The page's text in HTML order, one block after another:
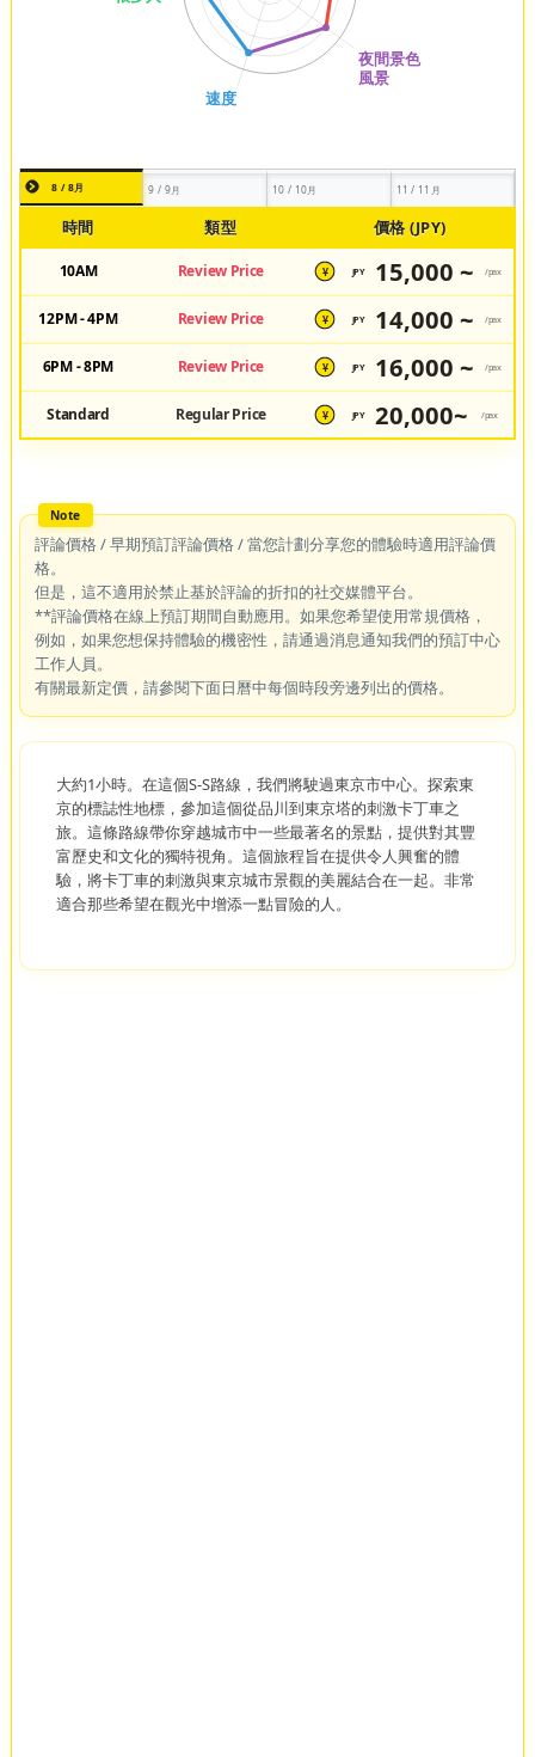
8 / 8月 9 / 9月 10 / 10月 11 / 11月
時間 類型 價格 (JPY)
10AM Review Price ¥ JPY 15,000 ~ /pax
12PM - 4PM Review Price ¥ JPY 14,000 ~ /pax
6PM - 8PM Review Price ¥ JPY 16,000 ~ /pax
Standard Regular Price ¥ JPY 20,000~ /pax
評論價格 / 早期預訂評論價格 / 當您計劃分享您的體驗時適用評論價
格。
但是，這不適用於禁止基於評論的折扣的社交媒體平台。
**評論價格在線上預訂期間自動應用。如果您希望使用常規價格，
例如，如果您想保持體驗的機密性，請通過消息通知我們的預訂中心
工作人員。
有關最新定價，請參閱下面日曆中每個時段旁邊列出的價格。
大約1小時。在這個S-S路線，我們將駛過東京市中心。探索東
京的標誌性地標，參加這個從品川到東京塔的刺激卡丁車之
旅。這條路線帶你穿越城市中一些最著名的景點，提供對其豐
富歷史和文化的獨特視角。這個旅程旨在提供令人興奮的體
驗，將卡丁車的刺激與東京城市景觀的美麗結合在一起。非常
適合那些希望在觀光中增添一點冒險的人。